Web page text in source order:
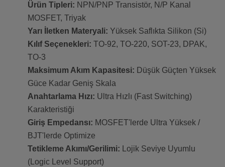
Ürün Tipleri: NPN/PNP Transistör, N/P Kanal
MOSFET, Triyak
Yarı İletken Materyali: Yüksek Saflıkta Silikon (Si)
Kılıf Seçenekleri: TO-92, TO-220, SOT-23, DPAK,
TO-3
Maksimum Akım Kapasitesi: Düşük Güçten Yüksek
Güce Kadar Geniş Skala
Anahtarlama Hızı: Ultra Hızlı (Fast Switching)
Karakteristiği
Giriş Empedansı: MOSFET'lerde Ultra Yüksek /
BJT'lerde Optimize
Tetikleme Akımı/Gerilimi: Lojik Seviye Uyumlu
(Logic Level Support)